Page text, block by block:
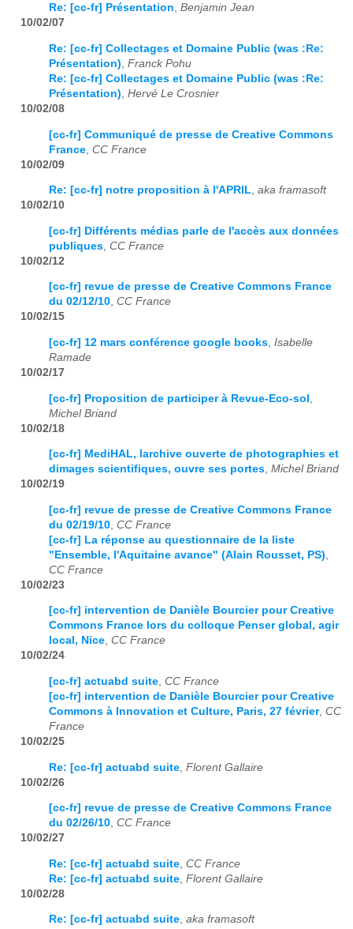
Re: [cc-fr] Présentation, Benjamin Jean
10/02/07
Re: [cc-fr] Collectages et Domaine Public (was :Re:
Présentation), Franck Pohu
Re: [cc-fr] Collectages et Domaine Public (was :Re:
Présentation), Hervé Le Crosnier
10/02/08
[cc-fr] Communiqué de presse de Creative Commons
France CC France
10/02/09
Re: [cc-fr] notre proposition à l'APRIL, aka framasoft
10/02/10
[cc-fr] Différents médias parle de l'accès aux données
publiques CC France
10/02/12
[cc-fr] revue de presse de Creative Commons France
du 02/12/10, CC France
10/02/15
[cc-fr] 12 mars conférence google books Isabelle
Ramade
10/02/17
[cc-fr] Proposition de participer à Revue-Eco-sol
Michel Briand
10/02/18
[cc-fr] MediHAL, larchive ouverte de photographies et
dimages scientifiques, ouvre ses portes, Michel Briand
10/02/19
[cc-fr] revue de presse de Creative Commons France
du 02/19/10 CC France
[cc-fr] La réponse au questionnaire de la liste
"Ensemble, l'Aquitaine avance" (Alain Rousset, PS)
CC France
10/02/23
[cc-fr] intervention de Danièle Bourcier pour Creative
Commons France lors du colloque Penser global, agir
local, Nice, CC France
10/02/24
[cc-fr] actuabd suite CC France
[cc-fr] intervention de Danièle Bourcier pour Creative
Commons à Innovation et Culture, Paris, 27 février, CC
France
10/02/25
Re: [cc-fr] actuabd suite Florent Gallaire
10/02/26
[cc-fr] revue de presse de Creative Commons France
du 02/26/10, CC France
10/02/27
Re: [cc-fr] actuabd suite CC France
Re: [cc-fr] actuabd suite Florent Gallaire
10/02/28
Re: [cc-fr] actuabd suite, aka framasoft